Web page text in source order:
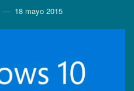
18 mayo 2015